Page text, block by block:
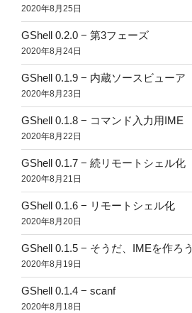
2020年8月25日
GShell 0.2.0 − 第3フェーズ
2020年8月24日
GShell 0.1.9 − 内蔵ソースビューア
2020年8月23日
GShell 0.1.8 − コマンド入力用IME
2020年8月22日
GShell 0.1.7 − 続リモートシェル化
2020年8月21日
GShell 0.1.6 − リモートシェル化
2020年8月20日
GShell 0.1.5 − そうだ、IMEを作ろう
2020年8月19日
GShell 0.1.4 − scanf
2020年8月18日